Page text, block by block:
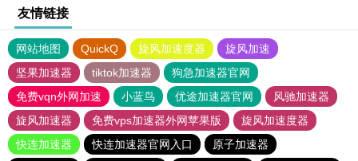
友情链接
网站地图 QuickQ 旋风加速度器
旋风加速
坚果加速器
tiktok加速器
狗急加速器官网
免费vqn外网加速
小蓝鸟 优途加速器官网
风驰加速器
旋风加速器
免费vps加速器外网苹果版
旋风加速度器
快连加速器
快连加速器官网入口
原子加速器